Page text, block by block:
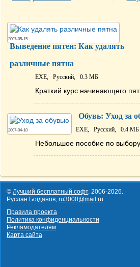
2007-05-15
Выведение пятен: Как удалять
различные пятна
EXE, Русский, 0.3 МБ
Краткий курс начинающего
2007-04-10
Обувь: Уход за
EXE, Русский, 0.4 МБ
Небольшое пособие по выбору
© Лучший бесплатный софт, 2006-2026.
Руслан Богданов, ru3000@mail.ru
Правила проекта
Политика конфиденциальности
Рекламодателям
Карта сайта